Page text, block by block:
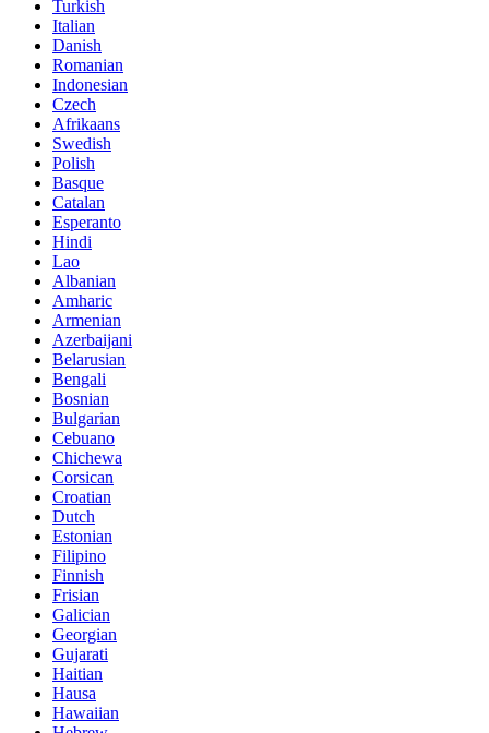
Turkish
Italian
Danish
Romanian
Indonesian
Czech
Afrikaans
Swedish
Polish
Basque
Catalan
Esperanto
Hindi
Lao
Albanian
Amharic
Armenian
Azerbaijani
Belarusian
Bengali
Bosnian
Bulgarian
Cebuano
Chichewa
Corsican
Croatian
Dutch
Estonian
Filipino
Finnish
Frisian
Galician
Georgian
Gujarati
Haitian
Hausa
Hawaiian